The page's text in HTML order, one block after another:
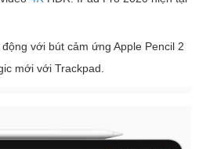
với bút cảm ứng Apple Pencil 2
mới với Trackpad.